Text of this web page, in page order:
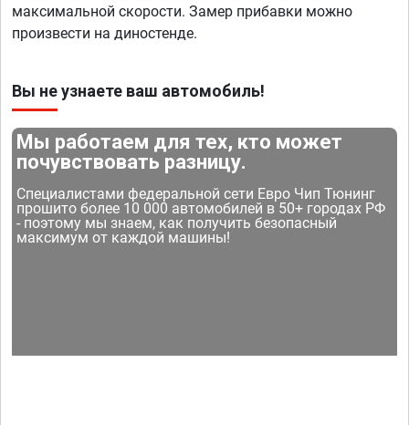
максимальной скорости. Замер прибавки можно
произвести на диностенде.
Вы не узнаете ваш автомобиль!
Мы работаем для тех, кто может
почувствовать разницу.
Специалистами федеральной сети Евро Чип Тюнинг
прошито более 10 000 автомобилей в 50+ городах РФ
- поэтому мы знаем, как получить безопасный
максимум от каждой машины!